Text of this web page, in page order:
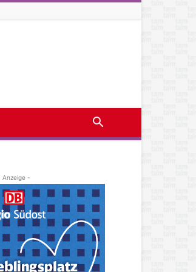
Anzeige -